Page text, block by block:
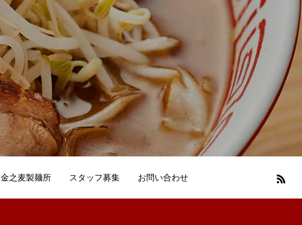
金之麦製麺所 スタッフ募集 お問い合わせ